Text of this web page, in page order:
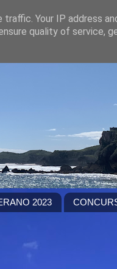
2023
Your IP address
quality of service,